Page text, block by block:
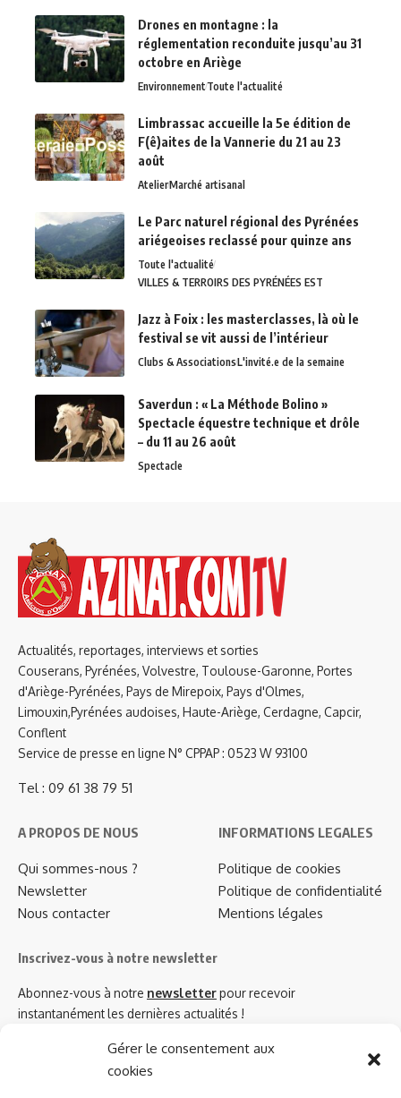
Gérer le consentement aux
cookies
Drones en montagne : la
réglementation reconduite jusqu’au 31
octobre en Ariège
EnvironnementToute l'actualité
Limbrassac accueille la 5e édition de
F(ê)aites de la Vannerie du 21 au 23
août
AtelierMarché artisanal
Le Parc naturel régional des Pyrénées
ariégeoises reclassé pour quinze ans
Toute l'actualité
VILLES & TERROIRS DES PYRÉNÉES EST
Jazz à Foix : les masterclasses, là où le
festival se vit aussi de l’intérieur
Clubs & AssociationsL'invité.e de la semaine
Saverdun : « La Méthode Bolino »
Spectacle équestre technique et drôle
– du 11 au 26 août
Spectacle
Actualités, reportages, interviews et sorties
Couserans, Pyrénées, Volvestre, Toulouse-Garonne, Portes
d'Ariège-Pyrénées, Pays de Mirepoix, Pays d'Olmes,
Limouxin,Pyrénées audoises, Haute-Ariège, Cerdagne, Capcir,
Conflent
Service de presse en ligne N° CPPAP : 0523 W 93100
Tel : 09 61 38 79 51
A PROPOS DE NOUS
Qui sommes-nous ?
Newsletter
Nous contacter
INFORMATIONS LEGALES
Politique de cookies
Politique de confidentialité
Mentions légales
Inscrivez-vous à notre newsletter
Abonnez-vous à notre newsletterpour recevoir
instantanément les dernières actualités !
Azinat.com TV soutient